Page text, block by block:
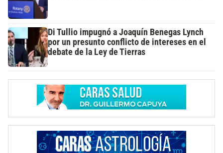
Di Tullio impugnó a Joaquín Benegas Lynch
por un presunto conflicto de intereses en el
debate de la Ley de Tierras